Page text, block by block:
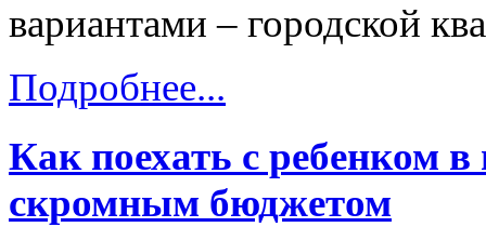
вариантами – городской
Подробнее...
Как поехать с ребенком
скромным бюджетом